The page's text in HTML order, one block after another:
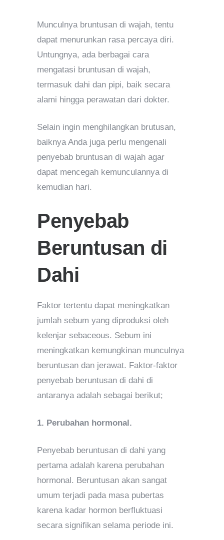
Munculnya bruntusan di wajah, tentu
dapat menurunkan rasa percaya diri.
Untungnya, ada berbagai cara
mengatasi bruntusan di wajah,
termasuk dahi dan pipi, baik secara
alami hingga perawatan dari dokter.
Selain ingin menghilangkan brutusan,
baiknya Anda juga perlu mengenali
penyebab bruntusan di wajah agar
dapat mencegah kemunculannya di
kemudian hari.
Penyebab
Beruntusan di
Dahi
Faktor tertentu dapat meningkatkan
jumlah sebum yang diproduksi oleh
kelenjar sebaceous. Sebum ini
meningkatkan kemungkinan munculnya
beruntusan dan jerawat. Faktor-faktor
penyebab beruntusan di dahi di
antaranya adalah sebagai berikut;
1. Perubahan hormonal.
Penyebab beruntusan di dahi yang
pertama adalah karena perubahan
hormonal. Beruntusan akan sangat
umum terjadi pada masa pubertas
karena kadar hormon berfluktuasi
secara signifikan selama periode ini.